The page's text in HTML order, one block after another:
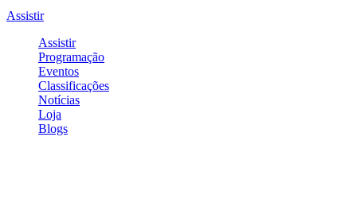
Assistir
Assistir
Programação
Eventos
Classificações
Notícias
Loja
Blogs